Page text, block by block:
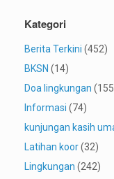
Kategori
Berita Terkini (452)
BKSN (14)
Doa lingkungan
Informasi (74)
kunjungan kasih
Latihan koor(32)
Lingkungan (242)